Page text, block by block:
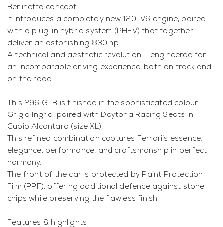
Berlinetta concept.
It introduces a completely new 120° V6 engine, paired
with a plug-in hybrid system (PHEV) that together
deliver an astonishing 830 hp.
A technical and aesthetic revolution – engineered for
an incomparable driving experience, both on track and
on the road.
This 296 GTB is finished in the sophisticated colour
Grigio Ingrid, paired with Daytona Racing Seats in
Cuoio Alcantara (size XL).
This refined combination captures Ferrari’s essence:
elegance, performance, and craftsmanship in perfect
harmony.
The front of the car is protected by Paint Protection
Film (PPF), offering additional defence against stone
chips while preserving the flawless finish.
Features & highlights